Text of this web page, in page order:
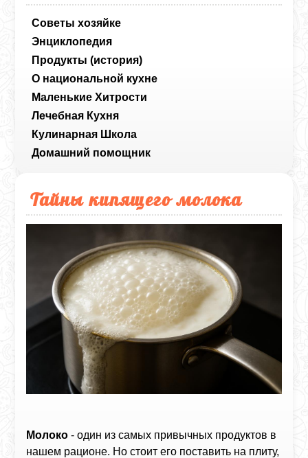
Советы хозяйке
Энциклопедия
Продукты (история)
О национальной кухне
Маленькие Хитрости
Лечебная Кухня
Кулинарная Школа
Домашний помощник
Тайны кипящего молока
Молоко - один из самых привычных продуктов в
нашем рационе. Но стоит его поставить на плиту,